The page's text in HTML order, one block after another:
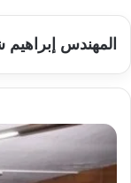
المهندس إبراهيم